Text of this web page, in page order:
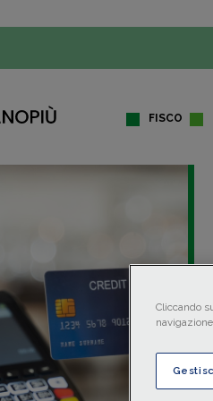
FISCO
Cliccando